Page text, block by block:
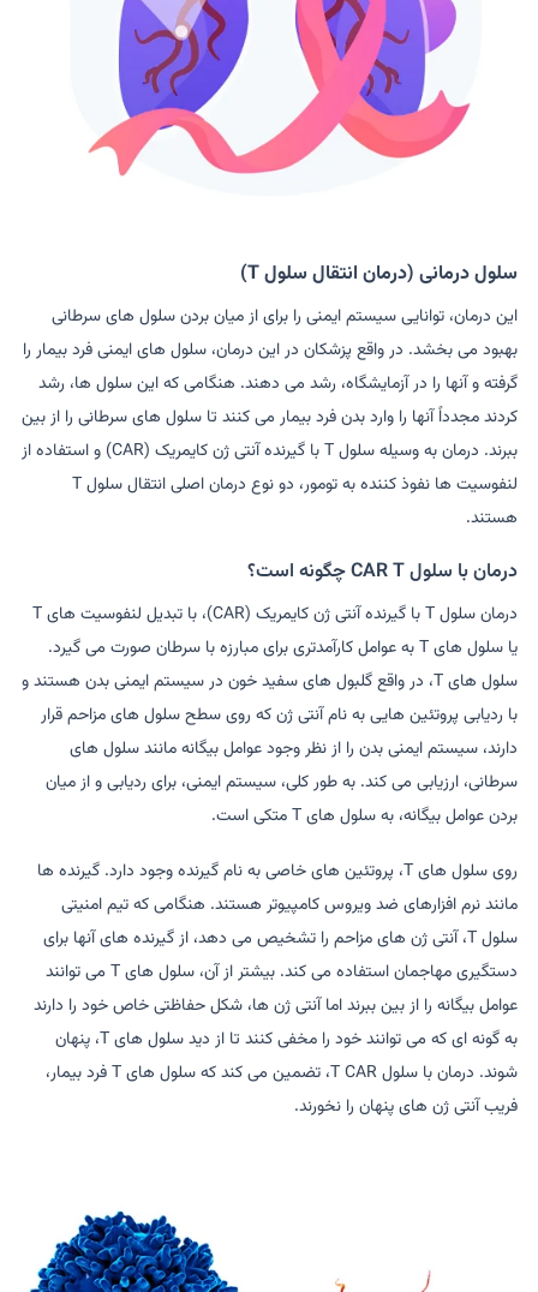
سلول درمانی (درمان انتقال سلول T)
این درمان، توانایی سیستم ایمنی را برای از میان بردن سلول های سرطانی
بهبود می بخشد. در واقع پزشکان در این درمان، سلول های ایمنی فرد بیمار را
گرفته و آنها را در آزمایشگاه، رشد می دهند. هنگامی که این سلول ها، رشد
کردند مجدداً آنها را وارد بدن فرد بیمار می کنند تا سلول های سرطانی را از بین
ببرند. درمان به وسیله سلول T با گیرنده آنتی ژن کایمریک (CAR) و استفاده از
لنفوسیت ها نفوذ کننده به تومور، دو نوع درمان اصلی انتقال سلول T
هستند.
درمان با سلول CAR T چگونه است؟
درمان سلول T با گیرنده آنتی ژن کایمریک (CAR)، با تبدیل لنفوسیت های T
یا سلول های T به عوامل کارآمدتری برای مبارزه با سرطان صورت می گیرد.
سلول های T، در واقع گلبول های سفید خون در سیستم ایمنی بدن هستند و
با ردیابی پروتئین هایی به نام آنتی ژن که روی سطح سلول های مزاحم قرار
دارند، سیستم ایمنی بدن را از نظر وجود عوامل بیگانه مانند سلول های
سرطانی، ارزیابی می کند. به طور کلی، سیستم ایمنی، برای ردیابی و از میان
بردن عوامل بیگانه، به سلول های T متکی است.
روی سلول های T، پروتئین های خاصی به نام گیرنده وجود دارد. گیرنده ها
مانند نرم افزارهای ضد ویروس کامپیوتر هستند. هنگامی که تیم امنیتی
سلول T، آنتی ژن های مزاحم را تشخیص می دهد، از گیرنده های آنها برای
دستگیری مهاجمان استفاده می کند. بیشتر از آن، سلول های T می توانند
عوامل بیگانه را از بین ببرند اما آنتی ژن ها، شکل حفاظتی خاص خود را دارند
به گونه ای که می توانند خود را مخفی کنند تا از دید سلول های T، پنهان
شوند. درمان با سلول T CAR، تضمین می کند که سلول های T فرد بیمار،
فریب آنتی ژن های پنهان را نخورند.